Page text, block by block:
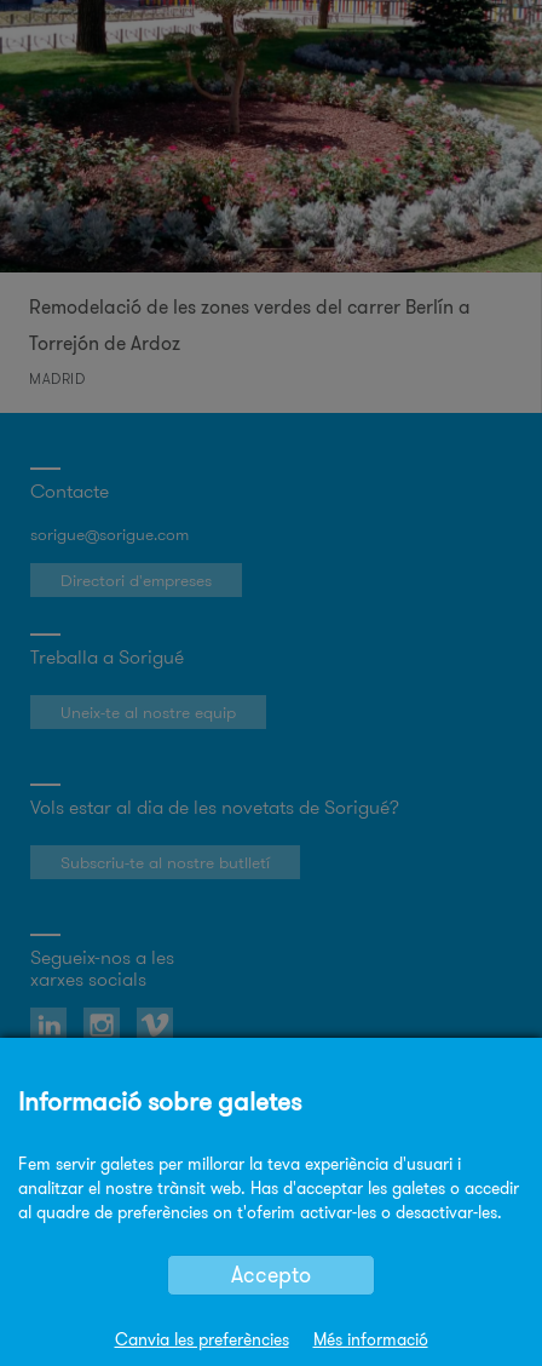
Remodelació de les zones verdes del carrer Berlín a
Torrejón de Ardoz
MADRID
Contacte
sorigue@sorigue.com
Directori d'empreses
Treballa a Sorigué
Uneix-te al nostre equip
Vols estar al dia de les novetats de Sorigué?
Subscriu-te al nostre butlletí
Segueix-nos a les
xarxes socials
Política de privacitat
Política de cookies
© Copyright Sorigué 2026